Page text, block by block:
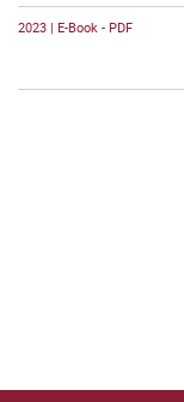
2023 | E-Book - PDF